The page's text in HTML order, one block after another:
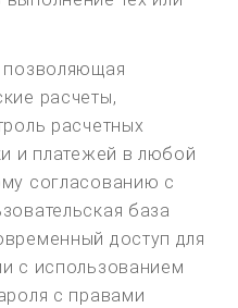
позволяющая
расчеты,
расчетных
и платежей в любой
согласованию с
база
доступ для
с использованием
с правами